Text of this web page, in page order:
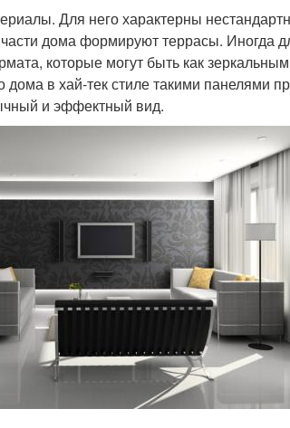
Для него характерны
дома формируют террасы. Иногда
которые могут быть как
в хай-тек стиле такими панелями
и эффектный вид.